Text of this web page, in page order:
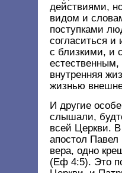
действиями,
видом и
поступками
согласиться
с близкими, и
естественным,
внутренняя
жизнью
И другие
слышали,
всей Церкви.
апостол Павел
вера, одно
(Еф 4:5). Это